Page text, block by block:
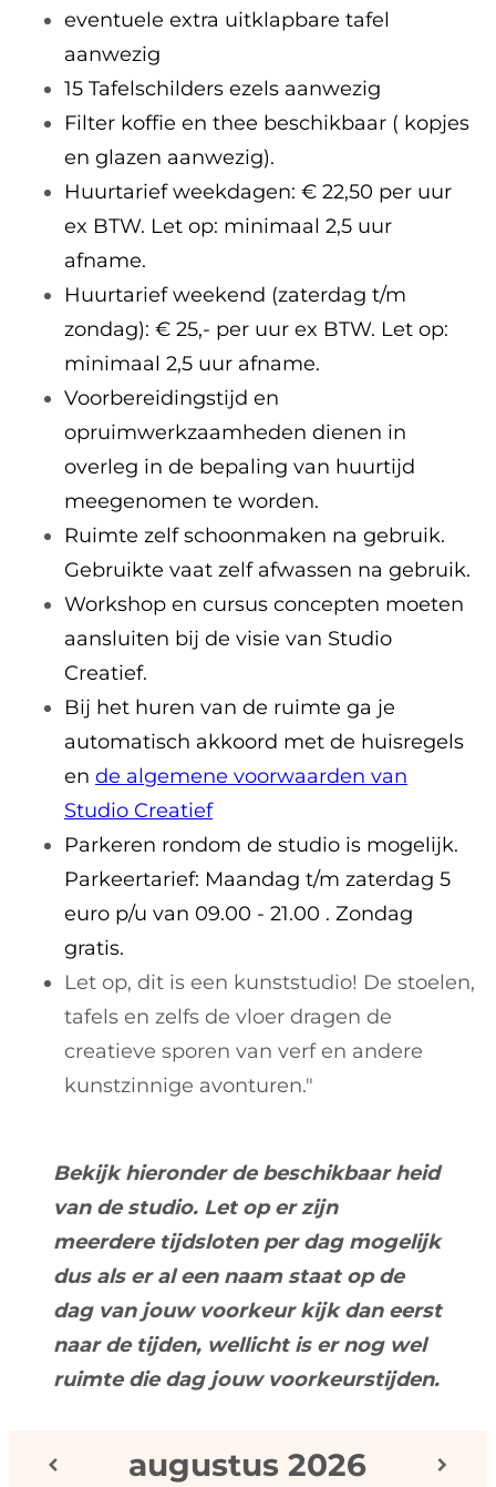
eventuele extra uitklapbare tafel
aanwezig
15 Tafelschilders ezels aanwezig
Filter koffie en thee beschikbaar ( kopjes
en glazen aanwezig).
Huurtarief weekdagen: € 22,50 per uur
ex BTW. Let op: minimaal 2,5 uur
afname.
Huurtarief weekend (zaterdag t/m
zondag): € 25,- per uur ex BTW. Let op:
minimaal 2,5 uur afname.
Voorbereidingstijd en
opruimwerkzaamheden dienen in
overleg in de bepaling van huurtijd
meegenomen te worden.
Ruimte zelf schoonmaken na gebruik.
Gebruikte vaat zelf afwassen na gebruik.
Workshop en cursus concepten moeten
aansluiten bij de visie van Studio
Creatief.
Bij het huren van de ruimte ga je
automatisch akkoord met de huisregels
en de algemene voorwaarden van
Studio Creatief
Parkeren rondom de studio is mogelijk.
Parkeertarief: Maandag t/m zaterdag 5
euro p/u van 09.00 - 21.00 . Zondag
gratis.
Let op, dit is een kunststudio! De stoelen,
tafels en zelfs de vloer dragen de
creatieve sporen van verf en andere
kunstzinnige avonturen."
Bekijk hieronder de beschikbaar heid
van de studio. Let op er zijn
meerdere tijdsloten per dag mogelijk
dus als er al een naam staat op de
dag van jouw voorkeur kijk dan eerst
naar de tijden, wellicht is er nog wel
ruimte die dag jouw voorkeurstijden.
augustus 2026